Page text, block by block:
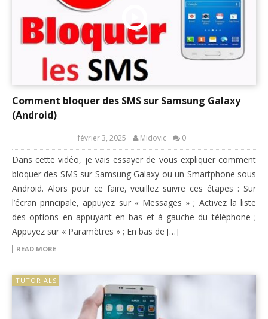
Comment bloquer des SMS sur Samsung Galaxy
(Android)
février 3, 2025 Midovic 0
Dans cette vidéo, je vais essayer de vous expliquer comment
bloquer des SMS sur Samsung Galaxy ou un Smartphone sous
Android. Alors pour ce faire, veuillez suivre ces étapes : Sur
l’écran principale, appuyez sur « Messages » ; Activez la liste
des options en appuyant en bas et à gauche du téléphone ;
Appuyez sur « Paramètres » ; En bas de […]
READ MORE
TUTORIALS